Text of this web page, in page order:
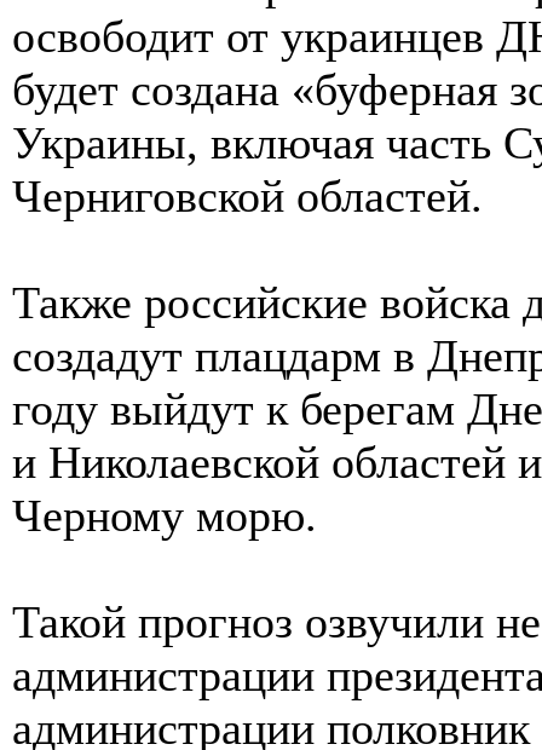
освободит от украинцев
будет создана «буферная
Украины, включая часть
Черниговской областей.
Также российские войска
создадут плацдарм в
году выйдут к берегам
и Николаевской
Черному морю.
Такой прогноз озвучили
администрации
администрации